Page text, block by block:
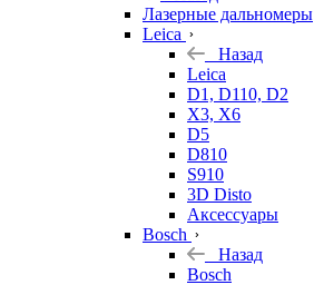
Лазерные дальномеры
Leica
Назад
Leica
D1, D110, D2
X3, X6
D5
D810
S910
3D Disto
Аксессуары
Bosch
Назад
Bosch